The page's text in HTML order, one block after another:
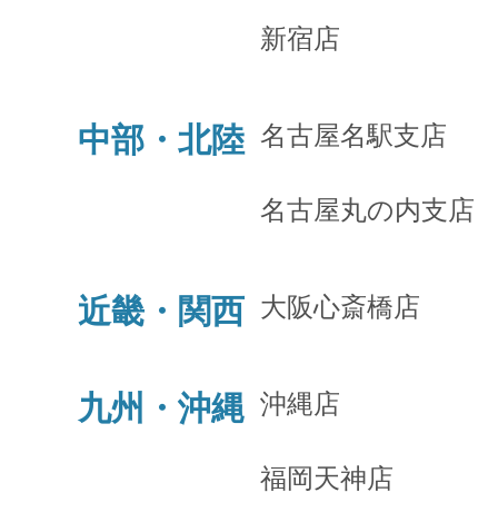
新宿店
中部・北陸 名古屋名駅支店
名古屋丸の内支店
近畿・関西 大阪心斎橋店
九州・沖縄 沖縄店
福岡天神店